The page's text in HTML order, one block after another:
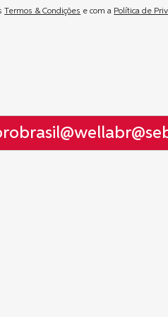
Termos & Condições e com a Política de
@wellabr